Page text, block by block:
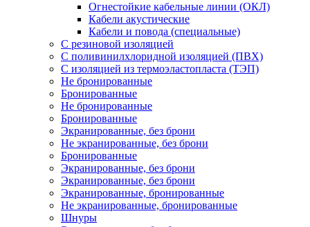
Огнестойкие кабельные линии (ОКЛ)
Кабели акустические
Кабели и повода (специальные)
С резиновой изоляцией
С поливинилхлоридной изоляцией (ПВХ)
С изоляцией из термоэластопласта (ТЭП)
Не бронированные
Бронированные
Не бронированные
Бронированные
Экранированные, без брони
Не экранированные, без брони
Бронированные
Экранированные, без брони
Экранированные, без брони
Экранированные, бронированные
Не экранированные, бронированные
Шнуры